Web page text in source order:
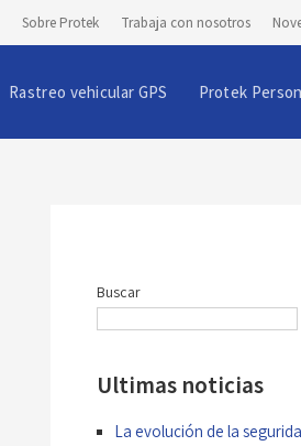
Sobre Protek Trabaja con nosotros
Rastreo vehicular GPS Protek
Buscar
Ultimas noticias
La evolución de la